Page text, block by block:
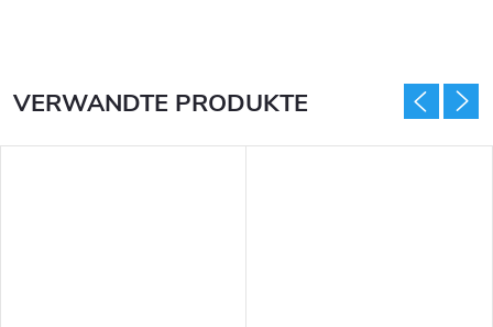
VERWANDTE PRODUKTE